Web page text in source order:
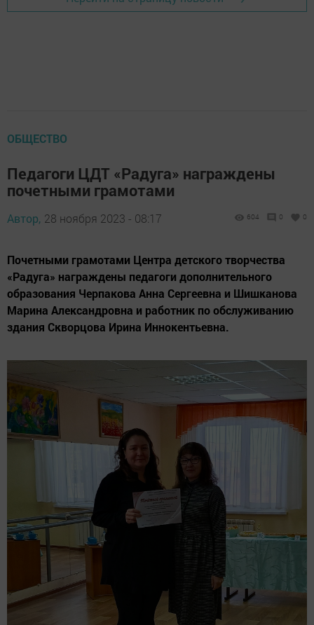
ОБЩЕСТВО
Педагоги ЦДТ «Радуга» награждены
почетными грамотами
Автор, 28 ноября 2023 - 08:17 604 0 0
Почетными грамотами Центра детского творчества
«Радуга» награждены педагоги дополнительного
образования Черпакова Анна Сергеевна и Шишканова
Марина Александровна и работник по обслуживанию
здания Скворцова Ирина Иннокентьевна.